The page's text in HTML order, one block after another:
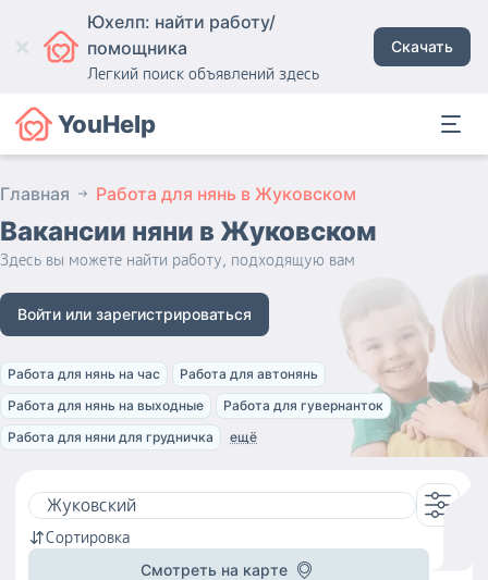
Юхелп: найти работу/
помощника
Легкий поиск объявлений здесь
Скачать
YouHelp
Главная Работа для нянь в Жуковском
Вакансии няни в Жуковском
Здесь вы можете найти работу, подходящую вам
Войти или зарегистрироваться
Работа для нянь на час
Работа для автонянь
Работа для нянь на выходные
Работа для гувернанток
Работа для няни для грудничка
ещё
Сортировка
Смотреть на карте